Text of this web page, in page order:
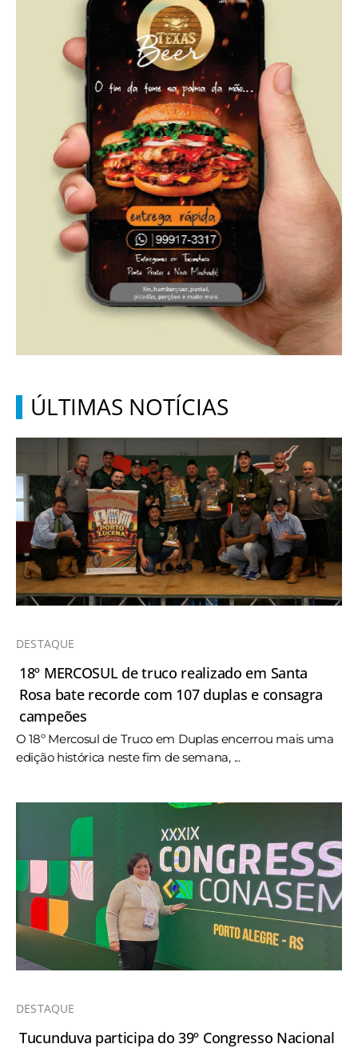
ÚLTIMAS NOTÍCIAS
DESTAQUE
18º MERCOSUL de truco realizado em Santa
Rosa bate recorde com 107 duplas e consagra
campeões
O 18º Mercosul de Truco em Duplas encerrou mais uma
edição histórica neste fim de semana, ...
DESTAQUE
Tucunduva participa do 39º Congresso Nacional